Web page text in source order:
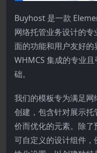
Buyhost 是一款
网络托管业务设计的
面的功能和用户友好
WHMCS 集成的专业
础。
我们的模板专为满足
创建，包含针对展示
价而优化的元素。除
可自定义的设计组件